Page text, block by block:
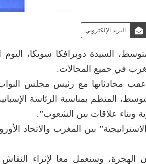
البريد الإلكتروني
السيدة دوبرافكا سويكا،
في جميع المجالات.
عقب محادثاتها مع رئيس مجلس
المنظم بمناسبة الرئاسة الإسبانية
وبناء علاقات بين الشعوب”.
بين المغرب والاتحاد
الهجرة، وسنعمل معا لإثراء